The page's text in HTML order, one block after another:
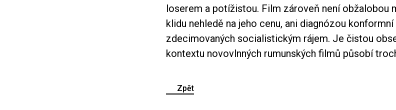
loserem a potížistou. Film zároveň není obžalobou
klidu nehledě na jeho cenu, ani diagnózou
zdecimovaných socialistickým rájem. Je čistou
kontextu novovlnných rumunských filmů působí
Zpět